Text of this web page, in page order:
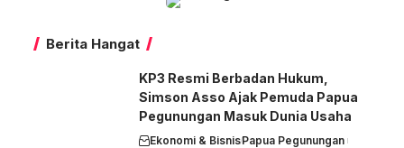
Berita Hangat
KP3 Resmi Berbadan Hukum,
Simson Asso Ajak Pemuda Papua
Pegunungan Masuk Dunia Usaha
Ekonomi & BisnisPapua Pegunungan